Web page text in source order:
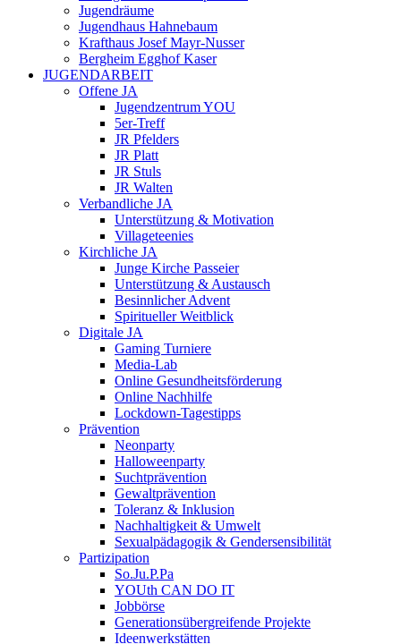
Jugendräume
Jugendhaus Hahnebaum
Krafthaus Josef Mayr-Nusser
Bergheim Egghof Kaser
JUGENDARBEIT
Offene JA
Jugendzentrum YOU
5er-Treff
JR Pfelders
JR Platt
JR Stuls
JR Walten
Verbandliche JA
Unterstützung & Motivation
Villageteenies
Kirchliche JA
Junge Kirche Passeier
Unterstützung & Austausch
Besinnlicher Advent
Spiritueller Weitblick
Digitale JA
Gaming Turniere
Media-Lab
Online Gesundheitsförderung
Online Nachhilfe
Lockdown-Tagestipps
Prävention
Neonparty
Halloweenparty
Suchtprävention
Gewaltprävention
Toleranz & Inklusion
Nachhaltigkeit & Umwelt
Sexualpädagogik & Gendersensibilität
Partizipation
So.Ju.P.Pa
YOUth CAN DO IT
Jobbörse
Generationsübergreifende Projekte
Ideenwerkstätten